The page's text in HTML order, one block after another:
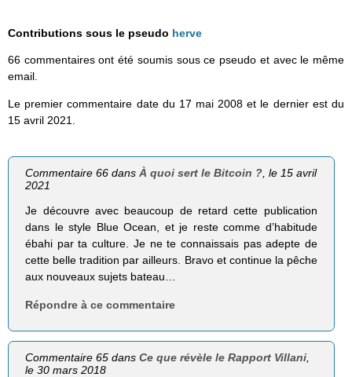
Contributions sous le pseudo herve
66 commentaires ont été soumis sous ce pseudo et avec le même
email.
Le premier commentaire date du 17 mai 2008 et le dernier est du
15 avril 2021.
Commentaire 66 dansÀ quoi sert le Bitcoin ?, le 15 avril
2021
Je découvre avec beaucoup de retard cette publication
dans le style Blue Ocean, et je reste comme d’habitude
ébahi par ta culture. Je ne te connaissais pas adepte de
cette belle tradition par ailleurs. Bravo et continue la pêche
aux nouveaux sujets bateau…
Répondre à ce commentaire
Commentaire 65 dansCe que révèle le Rapport Villani
le 30 mars 2018